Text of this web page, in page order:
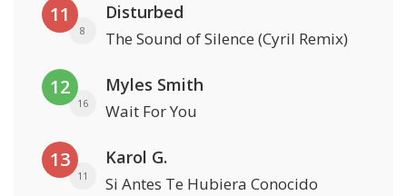
11
8
Disturbed
The Sound of Silence (Cyril Remix)
12
16
Myles Smith
Wait For You
13
11
Karol G.
Si Antes Te Hubiera Conocido